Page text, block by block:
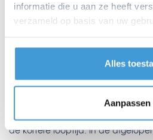
informatie die u aan ze heeft
verzameld op basis van uw
Alles
Aanpassen
In sommige gevallen, zoals bij
de financier om zekerheden,
Wat kost een
Overbruggingsfinancieringen
de kortere looptijd. In de